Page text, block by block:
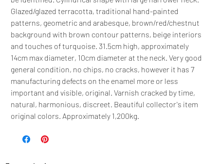
Glazed/glazed terracotta, traditional hand-painted
patterns, geometric and arabesque, brown/red/chestnut
background with brown contour patterns, beige interiors
and touches of turquoise. 31.5cm high, approximately
14cm max diameter, 10cm diameter at the neck. Very good
general condition, no chips, no cracks, however it has 7
manufacturing defects on the enamel more or less
important and visible, original. Varnish cracked by time,
natural, harmonious, discreet. Beautiful collector's item
original colors. Approximately 1,200kg.